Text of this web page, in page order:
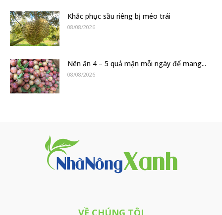
Khắc phục sầu riêng bị méo trái
08/08/2026
Nên ăn 4 – 5 quả mận mỗi ngày để mang...
08/08/2026
VỀ CHÚNG TÔI